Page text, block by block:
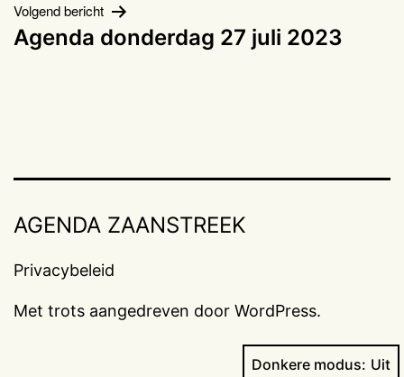
Volgend bericht
Agenda donderdag 27 juli 2023
AGENDA ZAANSTREEK
Privacybeleid
Met trots aangedreven door WordPress.
Donkere modus: